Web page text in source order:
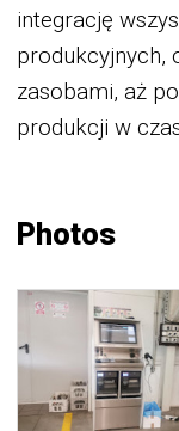
integrację
produkcyjnych,
zasobami, aż
produkcji w
Photos